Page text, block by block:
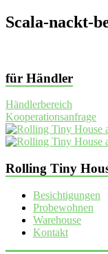
Scala-nackt-
für Händler
Händlerbereich
Kooperationsanfrage
Rolling Tiny
Besichtigungen
Probewohnen
Warehouse
Kontakt